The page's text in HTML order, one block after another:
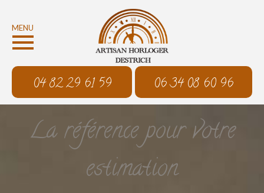
MENU
04 82 29 61 59 06 34 08 60 96
La référence pour votre
estimation